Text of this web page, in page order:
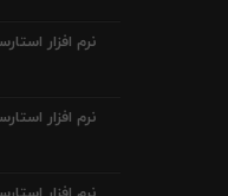
نرم افزار استارست 2000
نرم افزار استارست